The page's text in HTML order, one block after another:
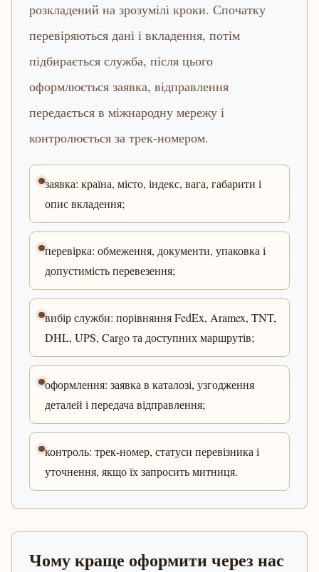
розкладений на зрозумілі кроки. Спочатку
перевіряються дані і вкладення, потім
підбирається служба, після цього
оформлюється заявка, відправлення
передається в міжнародну мережу і
контролюється за трек-номером.
заявка: країна, місто, індекс, вага, габарити і
опис вкладення;
перевірка: обмеження, документи, упаковка і
допустимість перевезення;
вибір служби: порівняння FedEx, Aramex, TNT,
DHL, UPS, Cargo та доступних маршрутів;
оформлення: заявка в каталозі, узгодження
деталей і передача відправлення;
контроль: трек-номер, статуси перевізника і
уточнення, якщо їх запросить митниця.
Чому краще оформити через нас